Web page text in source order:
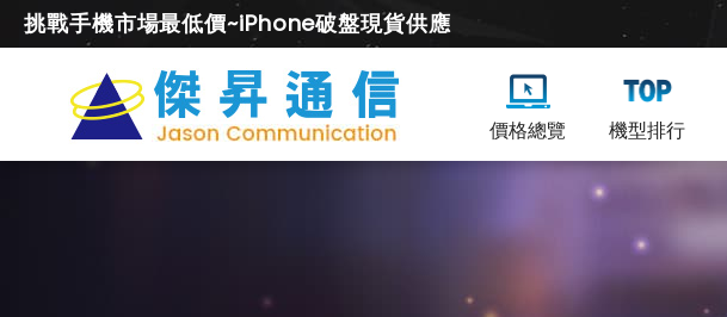
挑戰手機市場最低價~iPhone破盤現貨供應
價格總覽 機型排行